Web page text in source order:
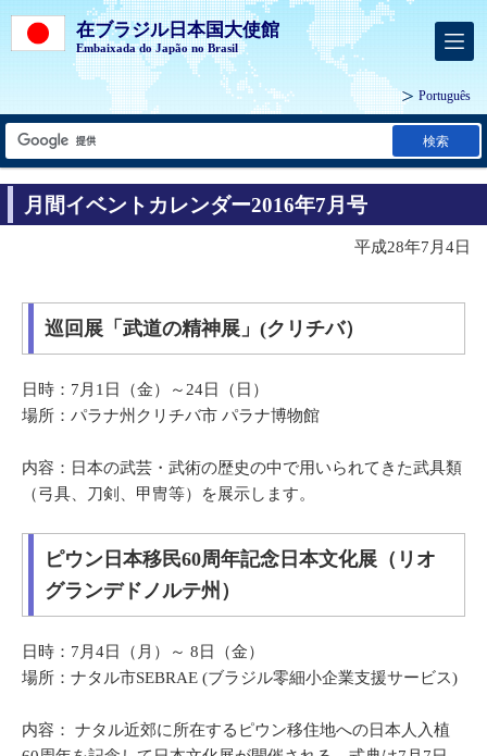
在ブラジル日本国大使館
Embaixada do Japão no Brasil
Português
検索
月間イベントカレンダー2016年7月号
平成28年7月4日
巡回展「武道の精神展」(クリチバ）
日時：7月1日（金）～24日（日）
場所：パラナ州クリチバ市 パラナ博物館
内容：日本の武芸・武術の歴史の中で用いられてきた武具類
（弓具、刀剣、甲冑等）を展示します。
ピウン日本移民60周年記念日本文化展（リオ
グランデドノルテ州）
日時：7月4日（月）～ 8日（金）
場所：ナタル市SEBRAE (ブラジル零細小企業支援サービス)
内容： ナタル近郊に所在するピウン移住地への日本人入植